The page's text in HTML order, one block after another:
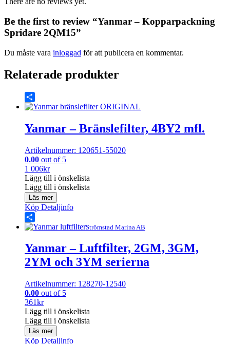
Be the first to review “Yanmar – Kopparpackning
Spridare 2QM15”
Du måste vara inloggad för att publicera en kommentar.
Relaterade produkter
Share
Yanmar – Bränslefilter, 4BY2 mfl.
Artikelnummer: 120651-55020
0.00 out of 5
1 006kr
Lägg till i önskelista
Lägg till i önskelista
Läs mer
Köp Detaljinfo
Share Strömstad Marina AB
Yanmar – Luftfilter, 2GM, 3GM,
2YM och 3YM serierna
Artikelnummer: 128270-12540
0.00 out of 5
361kr
Lägg till i önskelista
Lägg till i önskelista
Läs mer
Köp Detaljinfo